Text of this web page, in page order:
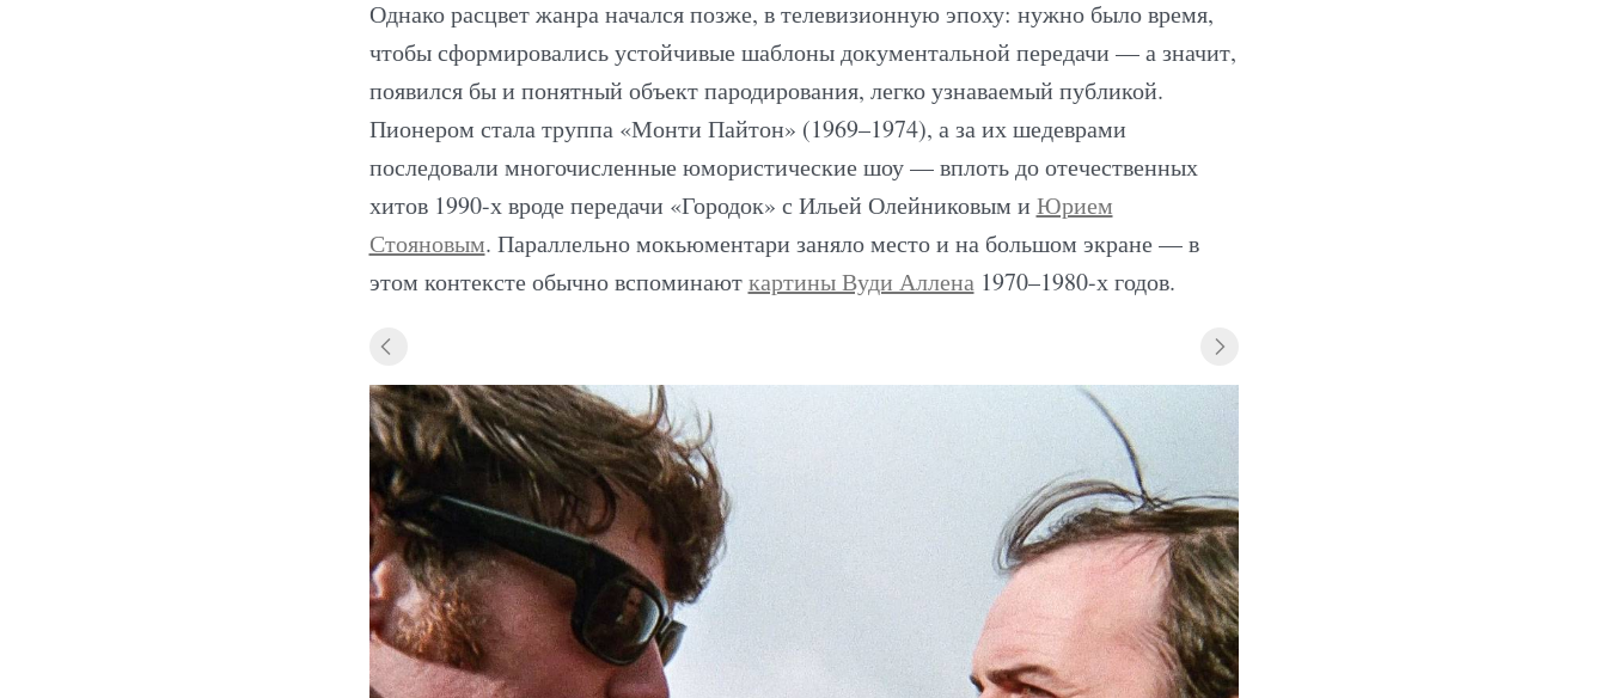
Однако расцвет жанра начался позже, в телевизионную эпоху: нужно было время,
чтобы сформировались устойчивые шаблоны документальной передачи — а значит,
появился бы и понятный объект пародирования, легко узнаваемый публикой.
Пионером стала труппа «Монти Пайтон» (1969–1974), а за их шедеврами
последовали многочисленные юмористические шоу — вплоть до отечественных
хитов 1990-х вроде передачи «Городок» с Ильей Олейниковым и Юрием
Стояновым. Параллельно мокьюментари заняло место и на большом экране — в
этом контексте обычно вспоминаюткартины Вуди Аллена1970–1980-х годов.